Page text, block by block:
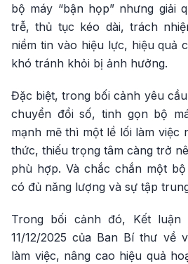
bộ máy “bận họp” nhưng giải
trễ, thủ tục kéo dài, trách
niềm tin vào hiệu lực, hiệu quả
khó tránh khỏi bị ảnh hưởng.
Đặc biệt, trong bối cảnh yêu
chuyển đổi số, tinh gọn bộ
mạnh mẽ thì một lề lối làm việc
thức, thiếu trọng tâm càng trở
phù hợp. Và chắc chắn một
có đủ năng lượng và sự tập
Trong bối cảnh đó, Kết luận
11/12/2025 của Ban Bí thư về
làm việc, nâng cao hiệu quả